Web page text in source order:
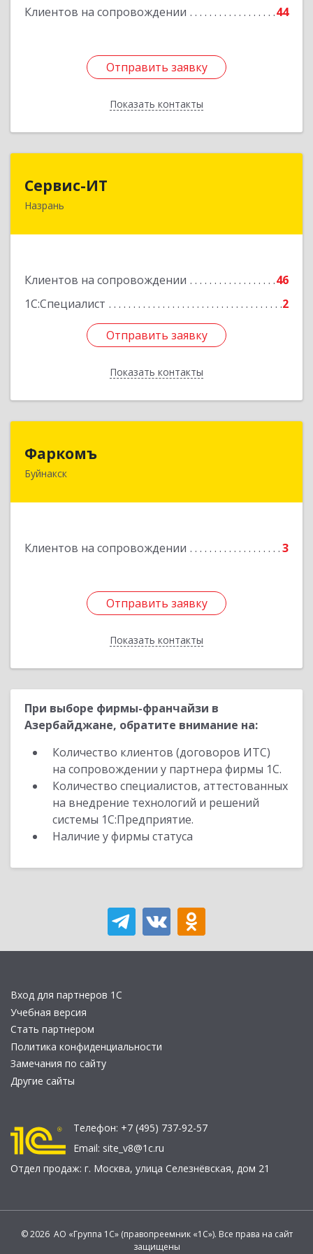
Клиентов на сопровождении 44
Отправить заявку
Показать контакты
Отправить заявку
Назад
Сервис-ИТ
Назрань
Клиентов на сопровождении
46
1С:Специалист
2
Отправить заявку
Показать контакты
Подробнее
Отправить заявку
Назад
Фаркомъ
Буйнакск
Клиентов на сопровождении 3
Отправить заявку
Показать контакты
Отправить заявку
Назад
При выборе фирмы-франчайзи в
Азербайджане, обратите внимание на:
Количество клиентов (договоров ИТС)
на сопровождении у партнера фирмы 1С.
Количество специалистов, аттестованных
на внедрение технологий и решений
системы 1С:Предприятие.
Наличие у фирмы статуса
Вход для партнеров 1С
Учебная версия
Стать партнером
Политика конфиденциальности
Замечания по сайту
Другие сайты
Телефон: +7 (495) 737-92-57
Email: site_v8@1c.ru
Отдел продаж: г. Москва, улица Селезнёвская, дом 21
© 2026 АО «Группа 1С» (правопреемник «1С»). Все права на сайт
защищены